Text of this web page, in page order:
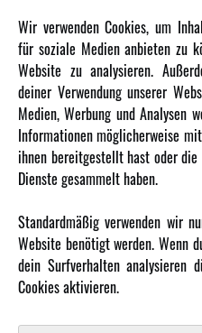
Newsletter
Über uns
Karriere
Amewi Kataloge
MEHR VON AMEWI
AMXRacing - Qualitäts RC-Zubehör
Amewi Construction -
Malinos - Die kreative Seite von
Werden Sie Amewi Händler
Wir verwenden Cookies, um
für soziale Medien anbieten zu
Website zu analysieren.
deiner Verwendung unserer
Medien, Werbung und Analysen
Informationen möglicherweise
ihnen bereitgestellt hast oder
Dienste gesammelt haben.
Standardmäßig verwenden wir
Website benötigt werden. Wenn
dein Surfverhalten analysieren
Cookies aktivieren.